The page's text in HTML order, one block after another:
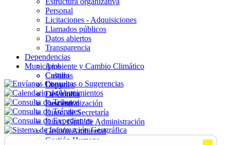
Personal
Licitaciones - Adquisiciones
Llamados públicos
Datos abiertos
Transparencia
Dependencias
Ambiente y Cambio Climático
Cultura
Deportes
Desarrollo
Descentralización
Direc. de Secretaría
Direc. Gral. de Administración
Gestión Ambiental
Gestión Humana
Municipios
Castillos
Chuy
La Paloma
Lascano